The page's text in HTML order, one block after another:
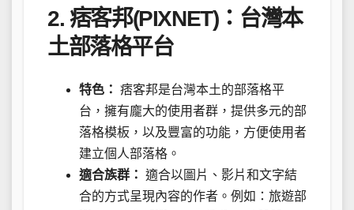
2. 痞客邦(PIXNET)：台灣本
土部落格平台
特色： 痞客邦是台灣本土的部落格平
台，擁有龐大的使用者群，提供多元的部
落格模板，以及豐富的功能，方便使用者
建立個人部落格。
適合族群： 適合以圖片、影片和文字結
合的方式呈現內容的作者。例如：旅遊部